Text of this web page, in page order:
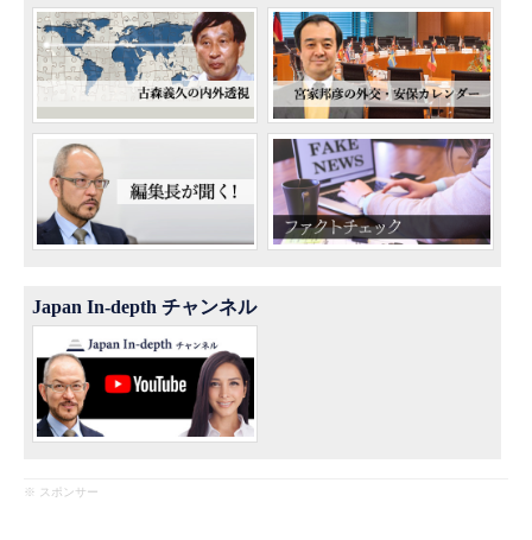
Japan In-depth チャンネル
※ スポンサー